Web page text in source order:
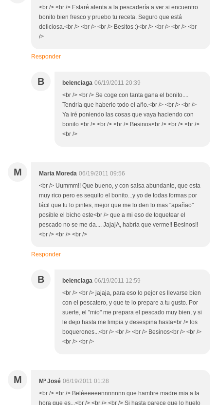
<br /> <br /> Estaré atenta a la pescadería a ver si encuentro
bonito bien fresco y pruebo tu receta. Seguro que está
deliciosa.<br /> <br /> <br /> Besitos :)<br /> <br /> <br /> <br
/>
Responder
B belenciaga 06/19/2011 20:39
<br /> <br /> Se coge con tanta gana el bonito....
Tendría que haberlo todo el año.<br /> <br /> <br />
Ya iré poniendo las cosas que vaya haciendo con
bonito.<br /> <br /> <br /> Besinos<br /> <br /> <br />
<br />
M Maria Moreda 06/19/2011 09:56
<br /> Uummm!! Que bueno, y con salsa abundante, que esta
muy rico pero es sequito el bonito...y yo de todas formas por
fácil que tu lo pintes, mejor que me lo den lo mas "apañao"
posible el bicho este<br /> que a mi eso de toquetear el
pescado no se me da.... JajajA, habría que verme!! Besinos!!
<br /> <br /> <br />
Responder
B belenciaga 06/19/2011 12:59
<br /> <br /> jajaja, para eso lo pejor es llevarse bien
con el pescatero, y que te lo prepare a tu gusto. Por
suerte, el "mio" me prepara el pescado muy bien, y si
le dejo hasta me limpia y desespina hasta<br /> los
boquerones...<br /> <br /> <br /> Besinos<br /> <br />
<br /> <br />
M Mª José 06/19/2011 01:28
<br /> <br /> Beléeeeeennnnnnn que hambre madre mia a la
hora que es...<br /> <br /> <br /> Si hasta parece que lo huelo